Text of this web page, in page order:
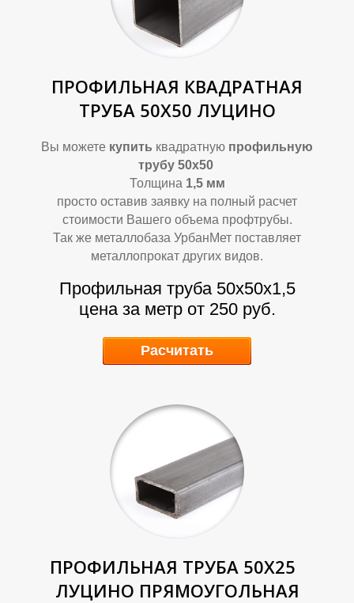
Т
ПРОФИЛЬНАЯ КВАДРАТНАЯ
ТРУБА 50Х50 ЛУЦИНО
Вы можете купить квадратную профильную
трубу 50х50
Толщина 1,5 мм
просто оставив заявку на полный расчет
стоимости Вашего объема профтрубы.
Так же металлобаза УрбанМет поставляет
металлопрокат других видов.
Профильная труба 50х50х1,5
цена за метр от 250 руб.
Расчитать
ПРОФИЛЬНАЯ ТРУБА 50Х25
ЛУЦИНО ПРЯМОУГОЛЬНАЯ
Т